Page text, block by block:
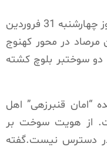
براساس گزارش سایت کولبر نیوز، روز چهارشنبه 31 فروردین
مرصاد در محور کهنوج
دو سوختبر بلوچ کشته
قنبرزهی” اهل
از هویت سوخت بر
در دسترس نیست.گفته